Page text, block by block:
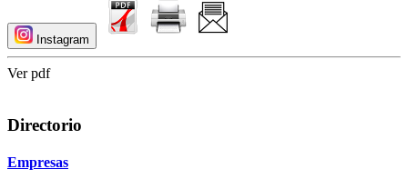
Instagram
Ver pdf
Directorio
Empresas